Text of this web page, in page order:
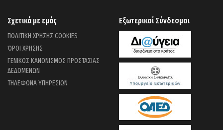
Σχετικά με εμάς
ΠΟΛΙΤΙΚΗ ΧΡΗΣΗΣ COOKIES
ΌΡΟΙ ΧΡΗΣΗΣ
ΓΕΝΙΚΟΣ ΚΑΝΟΝΙΣΜΟΣ ΠΡΟΣΤΑΣΙΑΣ
ΔΕΔΟΜΕΝΩΝ
ΤΗΛΕΦΩΝΑ ΥΠΗΡΕΣΙΩΝ
Εξωτερικοί Σύνδεσμοι